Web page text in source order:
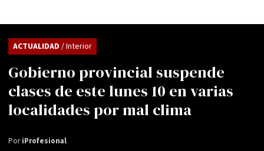
Gobierno provincial suspende
clases de este lunes 10 en varias
localidades por mal clima
ACTUALIDAD / Interior
PoriProfesional